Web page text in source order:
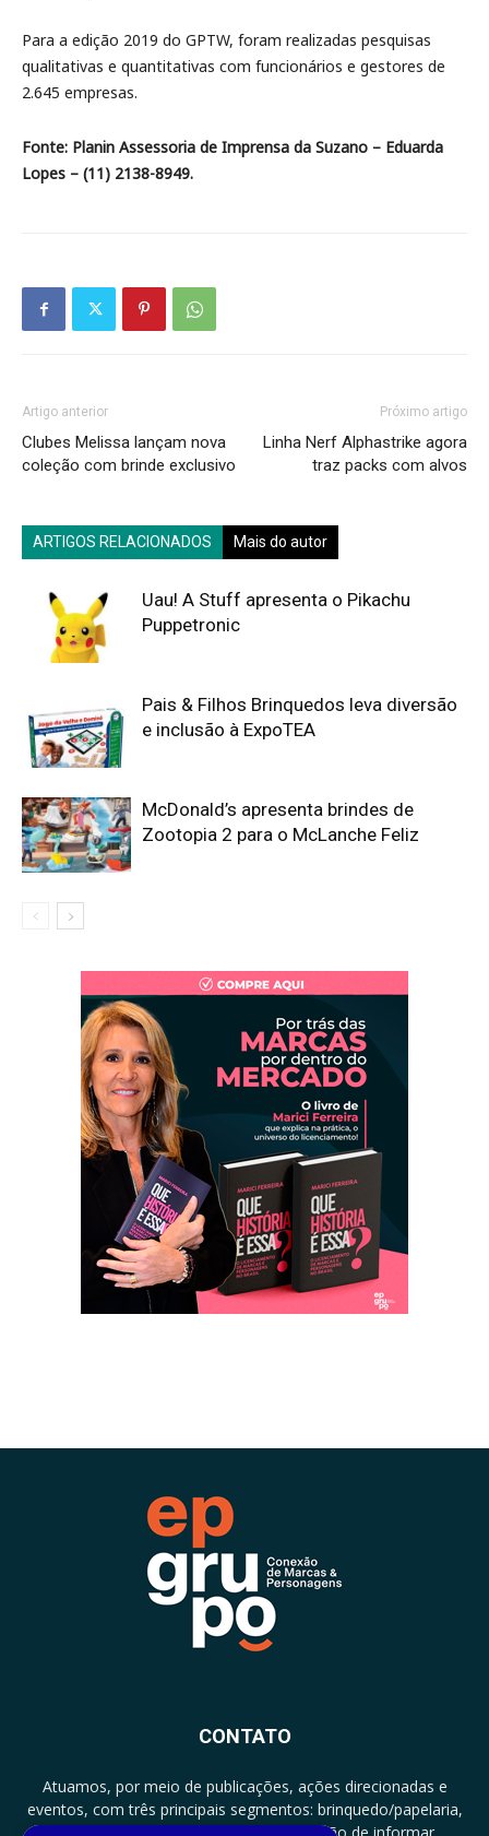
Para a edição 2019 do GPTW, foram realizadas pesquisas
qualitativas e quantitativas com funcionários e gestores de
2.645 empresas.
Fonte: Planin Assessoria de Imprensa da Suzano – Eduarda
Lopes – (11) 2138-8949.
Artigo anterior
Clubes Melissa lançam nova
coleção com brinde exclusivo
Próximo artigo
Linha Nerf Alphastrike agora
traz packs com alvos
ARTIGOS RELACIONADOS Mais do autor
Uau! A Stuff apresenta o Pikachu
Puppetronic
Pais & Filhos Brinquedos leva diversão
e inclusão à ExpoTEA
McDonald’s apresenta brindes de
Zootopia 2 para o McLanche Feliz
CONTATO
Atuamos, por meio de publicações, ações direcionadas e
eventos, com três principais segmentos: brinquedo/papelaria,